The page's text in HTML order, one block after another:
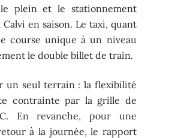
plein et le stationnement
en saison. Le taxi, quant
course unique à un niveau
le double billet de train.
un seul terrain : la flexibilité
contrainte par la grille de
En revanche, pour une
à la journée, le rapport